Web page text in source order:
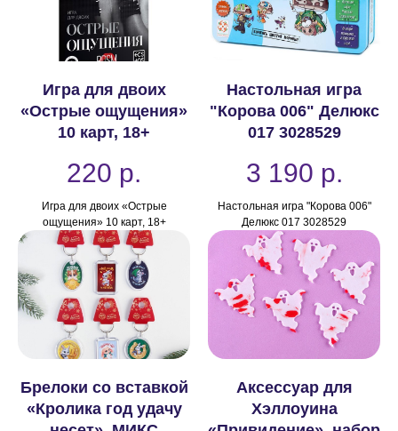
Игра для двоих
«Острые ощущения»
10 карт, 18+
220 р.
Игра для двоих «Острые
ощущения» 10 карт, 18+
Настольная игра
"Корова 006" Делюкс
017 3028529
3 190 р.
Настольная игра "Корова 006"
Делюкс 017 3028529
Брелоки со вставкой
«Кролика год удачу
Аксессуар для
Хэллоуина